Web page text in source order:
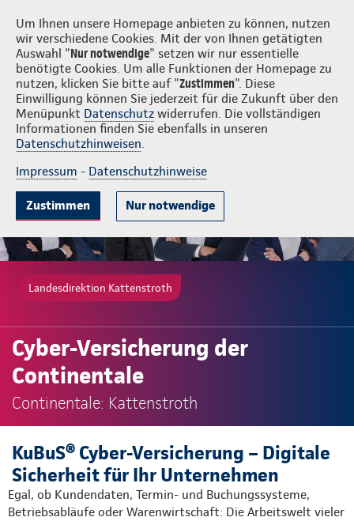
Um Ihnen unsere Homepage anbieten zu können, nutzen
wir verschiedene Cookies. Mit der von Ihnen getätigten
Auswahl "Nur notwendige" setzen wir nur essentielle
benötigte Cookies. Um alle Funktionen der Homepage zu
nutzen, klicken Sie bitte auf "Zustimmen". Diese
Einwilligung können Sie jederzeit für die Zukunft über den
Menüpunkt Datenschutz widerrufen. Die vollständigen
Informationen finden Sie ebenfalls in unseren
Datenschutzhinweisen.
Impressum - Datenschutzhinweise
Zustimmen Nur notwendige
Kattenstroth Login
Gute Gründe Tarife & Leistungen Wissenswertes Beratung &
Landesdirektion Kattenstroth
Cyber-Versicherung der
Continentale
Continentale: Kattenstroth
KuBuS® Cyber-Versicherung – Digitale
Sicherheit für Ihr Unternehmen
Egal, ob Kundendaten, Termin- und Buchungssysteme,
Betriebsabläufe oder Warenwirtschaft: Die Arbeitswelt vieler